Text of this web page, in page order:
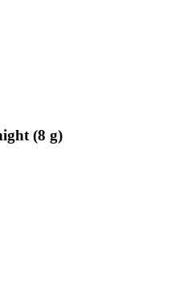
(8 g)